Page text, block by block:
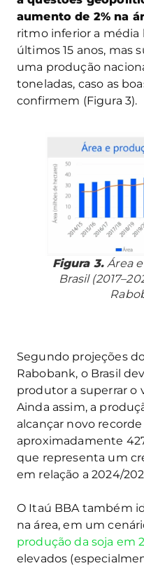
aumento de 2% na
ritmo inferior a média
últimos 15 anos, mas
uma produção
toneladas, caso as
confirmem (Figura 3).
Figura 3. Área
Brasil
Segundo projeções
Rabobank, o Brasil
produtor a superrar o
Ainda assim, a
alcançar novo
aproximadamente
que representa um
em relação a 2024/
O Itaú BBA também
na área, em um
produção da soja em
elevados